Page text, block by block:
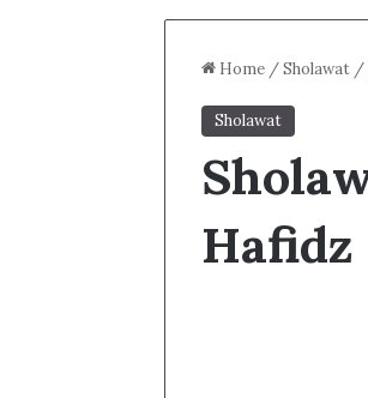
Home /Sholawat /
Sholawat
Hafidz